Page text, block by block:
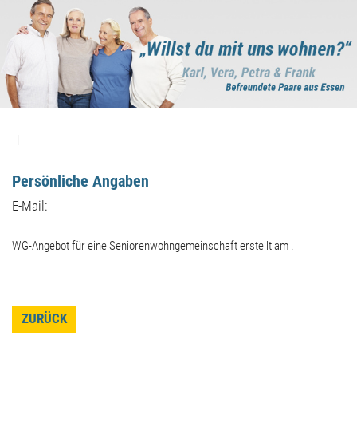
|
Persönliche Angaben
E-Mail:
WG-Angebot für eine Seniorenwohngemeinschaft erstellt am .
ZURÜCK